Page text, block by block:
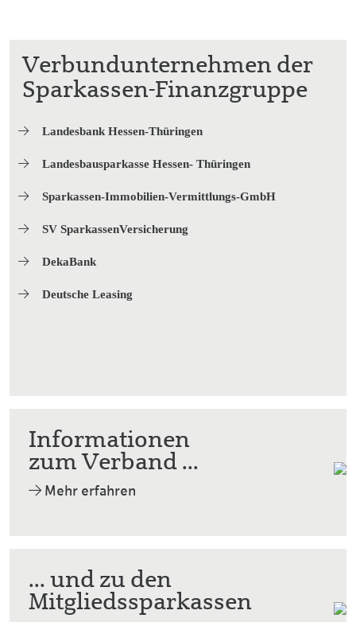
Verbund­unternehmen der
Sparkassen-Finanzgruppe
Landesbank Hessen-Thüringen
Landesbausparkasse Hessen- Thüringen
Sparkassen-Immobilien-Vermittlungs-GmbH
SV SparkassenVersicherung
DekaBank
Deutsche Leasing
Informationen
zum Verband ...
Mehr erfahren
... und zu den
Mitglieds­sparkassen